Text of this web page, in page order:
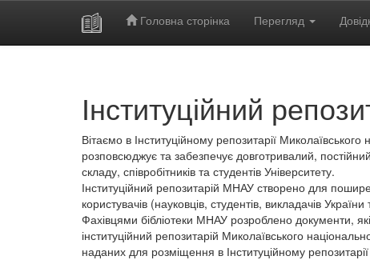
Головна сторінка Перегляд
Інституційний
Вітаємо в Інституційному репозитарії
розповсюджує та забезпечує довготривалий,
складу, співробітників та студентів Університету.
Інституційний репозитарій МНАУ створено для
користувачів (науковців, студентів, викладачів України
Фахівцями бібліотеки МНАУ розроблено документи,
інституційний репозитарій Миколаївського
наданих для розміщення в Інституційному